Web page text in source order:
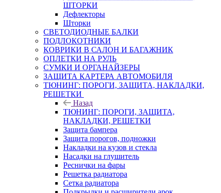
ШТОРКИ
Дефлекторы
Шторки
СВЕТОДИОДНЫЕ БАЛКИ
ПОДЛОКОТНИКИ
КОВРИКИ В САЛОН И БАГАЖНИК
ОПЛЕТКИ НА РУЛЬ
СУМКИ И ОРГАНАЙЗЕРЫ
ЗАЩИТА КАРТЕРА АВТОМОБИЛЯ
ТЮНИНГ: ПОРОГИ, ЗАЩИТА, НАКЛАДКИ,
РЕШЕТКИ
Назад
ТЮНИНГ: ПОРОГИ, ЗАЩИТА,
НАКЛАДКИ, РЕШЕТКИ
Защита бампера
Защита порогов, подножки
Накладки на кузов и стекла
Насадки на глушитель
Реснички на фары
Решетка радиатора
Сетка радиатора